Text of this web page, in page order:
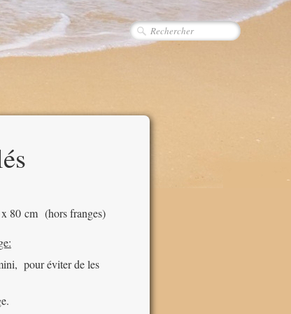
80 cm (hors franges)
pour éviter de les